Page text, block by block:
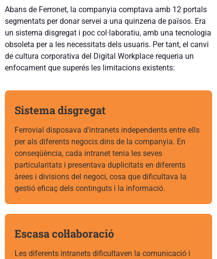
Abans de Ferronet, la companyia comptava amb 12 portals
segmentats per donar servei a una quinzena de països. Era
un sistema disgregat i poc col·laboratiu, amb una tecnologia
obsoleta per a les necessitats dels usuaris. Per tant, el canvi
de cultura corporativa del Digital Workplace requeria un
enfocament que superés les limitacions existents:
Sistema disgregat
Ferrovial disposava d'intranets independents entre ells
per als diferents negocis dins de la companyia. En
conseqüència, cada intranet tenia les seves
particularitats i presentava duplicitats en diferents
àrees i divisions del negoci, cosa que dificultava la
gestió eficaç dels continguts i la informació.
Escasa col·laboració
Les diferents intranets dificultaven la comunicació i